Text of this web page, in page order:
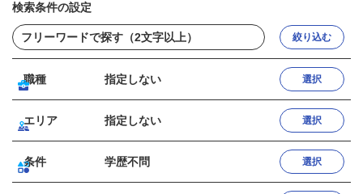
検索条件の設定
絞り込む
職種 指定しない 選択
エリア 指定しない 選択
条件 学歴不問 選択